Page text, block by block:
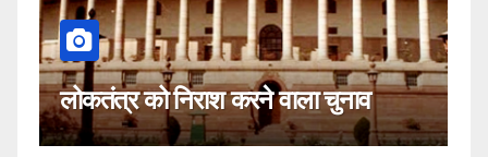
चुनाव
कहीं यह सीजेआई के खिलाफ साजिश
नहीं!